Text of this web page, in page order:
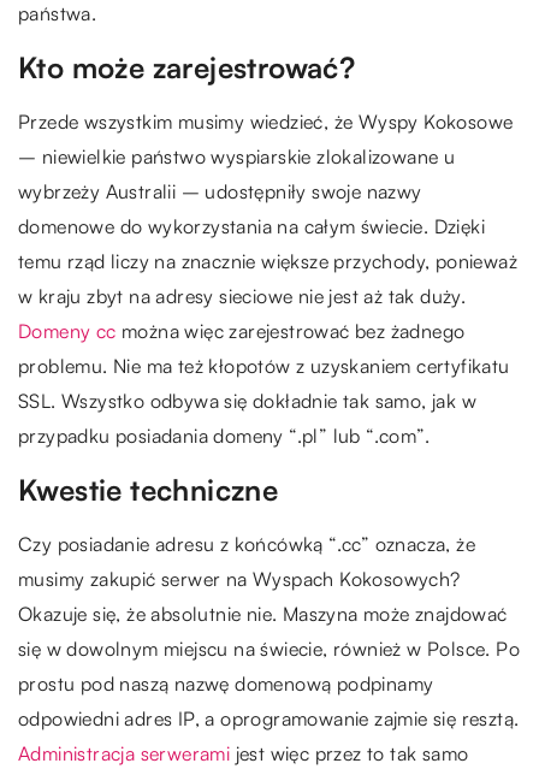
państwa.
Kto może zarejestrować?
Przede wszystkim musimy wiedzieć, że Wyspy Kokosowe
– niewielkie państwo wyspiarskie zlokalizowane u
wybrzeży Australii – udostępniły swoje nazwy
domenowe do wykorzystania na całym świecie. Dzięki
temu rząd liczy na znacznie większe przychody, ponieważ
w kraju zbyt na adresy sieciowe nie jest aż tak duży.
Domeny cc można więc zarejestrować bez żadnego
problemu. Nie ma też kłopotów z uzyskaniem certyfikatu
SSL. Wszystko odbywa się dokładnie tak samo, jak w
przypadku posiadania domeny “.pl” lub “.com”.
Kwestie techniczne
Czy posiadanie adresu z końcówką “.cc” oznacza, że
musimy zakupić serwer na Wyspach Kokosowych?
Okazuje się, że absolutnie nie. Maszyna może znajdować
się w dowolnym miejscu na świecie, również w Polsce. Po
prostu pod naszą nazwę domenową podpinamy
odpowiedni adres IP, a oprogramowanie zajmie się resztą.
Administracja serwerami jest więc przez to tak samo